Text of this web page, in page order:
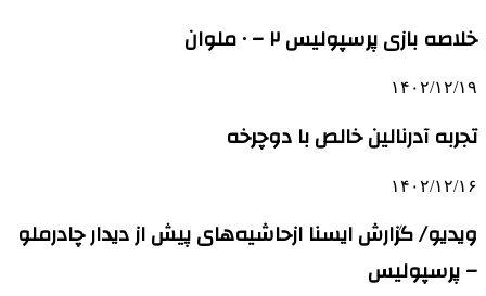
خلاصه بازی پرسپولیس ۲ – ۰ ملوان
۱۴۰۲/۱۲/۱۹
تجربه آدرنالین خالص با دوچرخه
۱۴۰۲/۱۲/۱۶
ویدیو/ گزارش ایسنا ازحاشیه‌های پیش از دیدار چادرملو
– پرسپولیس